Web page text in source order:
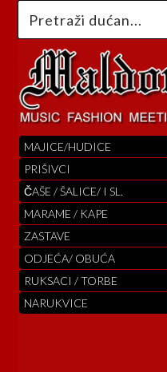
MAJICE/HUDICE
PRIŠIVCI
ČAŠE / ŠALICE/ I SL.
MARAME / KAPE
ZASTAVE
ODJEĆA/ OBUĆA
RUKSACI / TORBE
NARUKVICE